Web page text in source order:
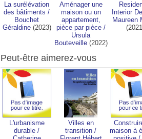
La surélévation
des bâtiments /
Bouchet
Géraldine(2023)
Aménager une
maison ou un
appartement,
pièce par pièce/
Ursula
Bouteveille(2022)
Interior
Maureen
Peut-être aimerez-vous
L'urbanisme
durable /
Villes en
transition /
maison à